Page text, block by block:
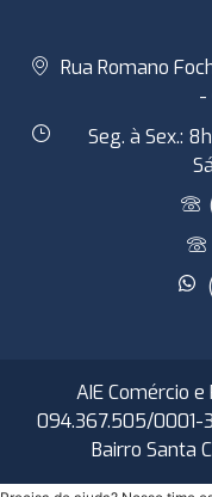
Rua Romano
-
Seg. à Sex.:
AIE Comércio e
094.367.505/0001-
Bairro Santa